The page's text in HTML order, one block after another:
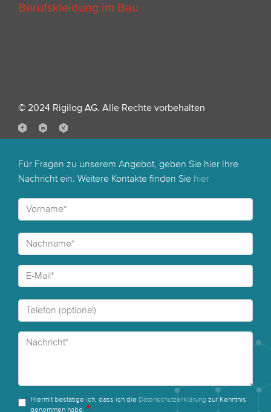
Berufskleidung im Bau
© 2024 Rigilog AG. Alle Rechte vorbehalten
Für Fragen zu unserem Angebot, geben Sie hier Ihre
Nachricht ein. Weitere Kontakte finden Sie hier
Hiermit bestätige ich, dass ich die Datenschutzerklärung zur Kenntnis
genommen habe.